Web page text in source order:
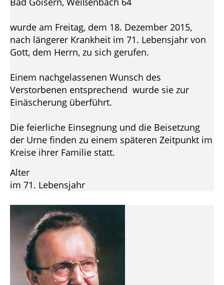
wurde am Freitag, dem 18. Dezember 2015,
nach längerer Krankheit im 71. Lebensjahr von
Gott, dem Herrn, zu sich gerufen.
Einem nachgelassenen Wunsch des
Verstorbenen entsprechend wurde sie zur
Einäscherung überführt.
Die feierliche Einsegnung und die Beisetzung
der Urne finden zu einem späteren Zeitpunkt im
Kreise ihrer Familie statt.
Alter
im 71. Lebensjahr